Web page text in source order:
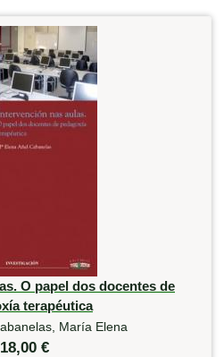
O papel dos docentes de
terapéutica
María Elena
18,00 €